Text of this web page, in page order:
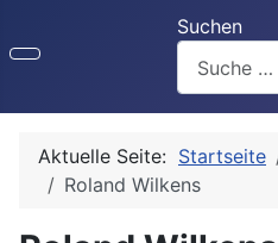
Suchen
Aktuelle Seite: Startseite
Roland Wilkens